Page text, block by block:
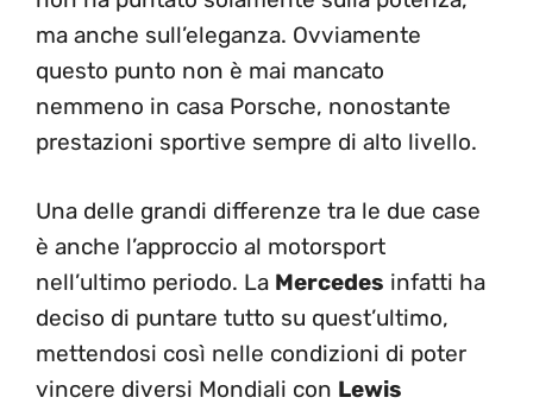
ma anche sull’eleganza. Ovviamente
questo punto non è mai mancato
nemmeno in casa Porsche, nonostante
prestazioni sportive sempre di alto livello.
Una delle grandi differenze tra le due case
è anche l’approccio al motorsport
nell’ultimo periodo. La Mercedes infatti ha
deciso di puntare tutto su quest’ultimo,
mettendosi così nelle condizioni di poter
vincere diversi Mondiali con Lewis